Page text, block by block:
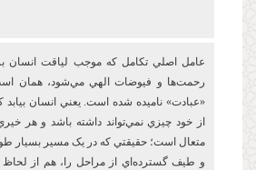
عامل اصلي تکامل که موجب لياقت انسان
رحمت‌ها و فيوضات الهي مي‌شود، همان
«عبادت» ناميده شده است. يعني انسان بيابد
از خود چيزي نمي‌تواند داشته باشد و هر
متعال است؛ حقيقتي که در يک مسير بسيار
و طيف گسترده‌اي از مراحل را، هم از